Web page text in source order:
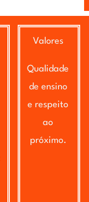
Valores
Qualidade
de ensino
e respeito
ao
próximo.